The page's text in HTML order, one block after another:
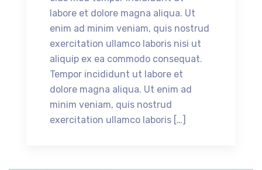
labore et dolore magna aliqua. Ut
enim ad minim veniam, quis nostrud
exercitation ullamco laboris nisi ut
aliquip ex ea commodo consequat.
Tempor incididunt ut labore et
dolore magna aliqua. Ut enim ad
minim veniam, quis nostrud
exercitation ullamco laboris […]